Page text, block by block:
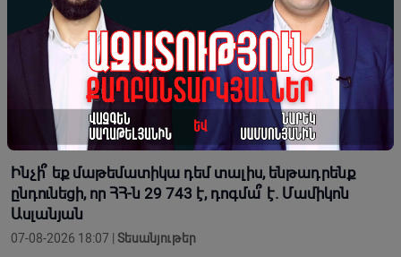
ընթացակարգ չկա
07-08-2026 18:13 |Տեսանյութեր
Կաթողիկոսն օրհնում է հաջակցություն իրեն ու
Եկեղեցուն եկած բազմաթիվ քաղաքացիներին
07-08-2026 18:09 |Տեսանյութեր
Ինչի՞ եք մաթեմատիկա դեմ տալիս, ենթադրենք
ընդունեցի, որ ՀՀ-ն 29 743 է, դոգմա՞ է. Մամիկոն
Ասլանյան
07-08-2026 18:07 | Տեսանյութեր